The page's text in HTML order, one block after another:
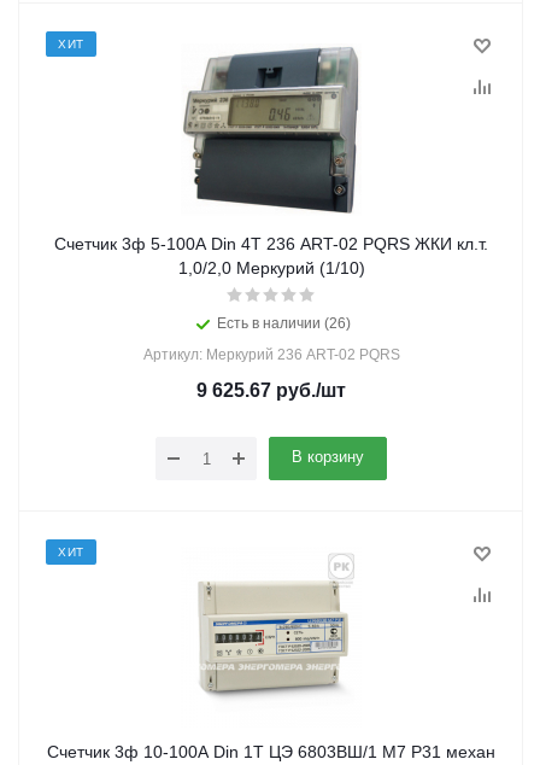
ХИТ
Счетчик 3ф 5-100А Din 4Т 236 ART-02 PQRS ЖКИ кл.т.
1,0/2,0 Меркурий (1/10)
Есть в наличии (26)
Артикул: Меркурий 236 ART-02 PQRS
9 625.67 руб./шт
В корзину
ХИТ
Счетчик 3ф 10-100А Din 1Т ЦЭ 6803ВШ/1 М7 Р31 механ